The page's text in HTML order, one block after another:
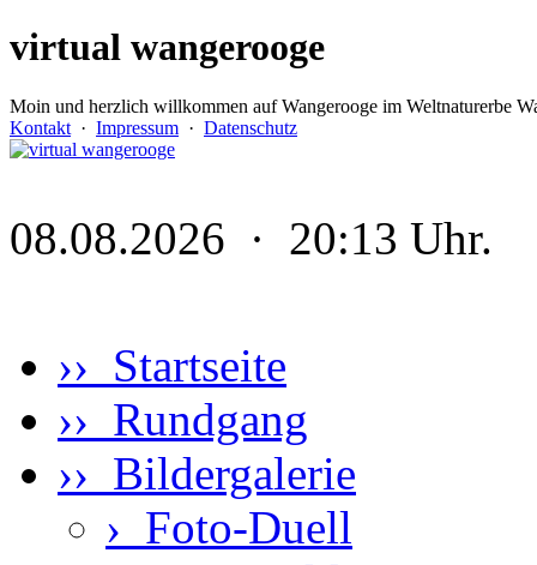
virtual wangerooge
Moin und herzlich willkommen auf Wangerooge im Weltnaturerbe
Kontakt · Impressum · Datenschutz
08.08.2026 · 20:13 Uhr.
›› Startseite
›› Rundgang
›› Bildergalerie
› Foto-Duell